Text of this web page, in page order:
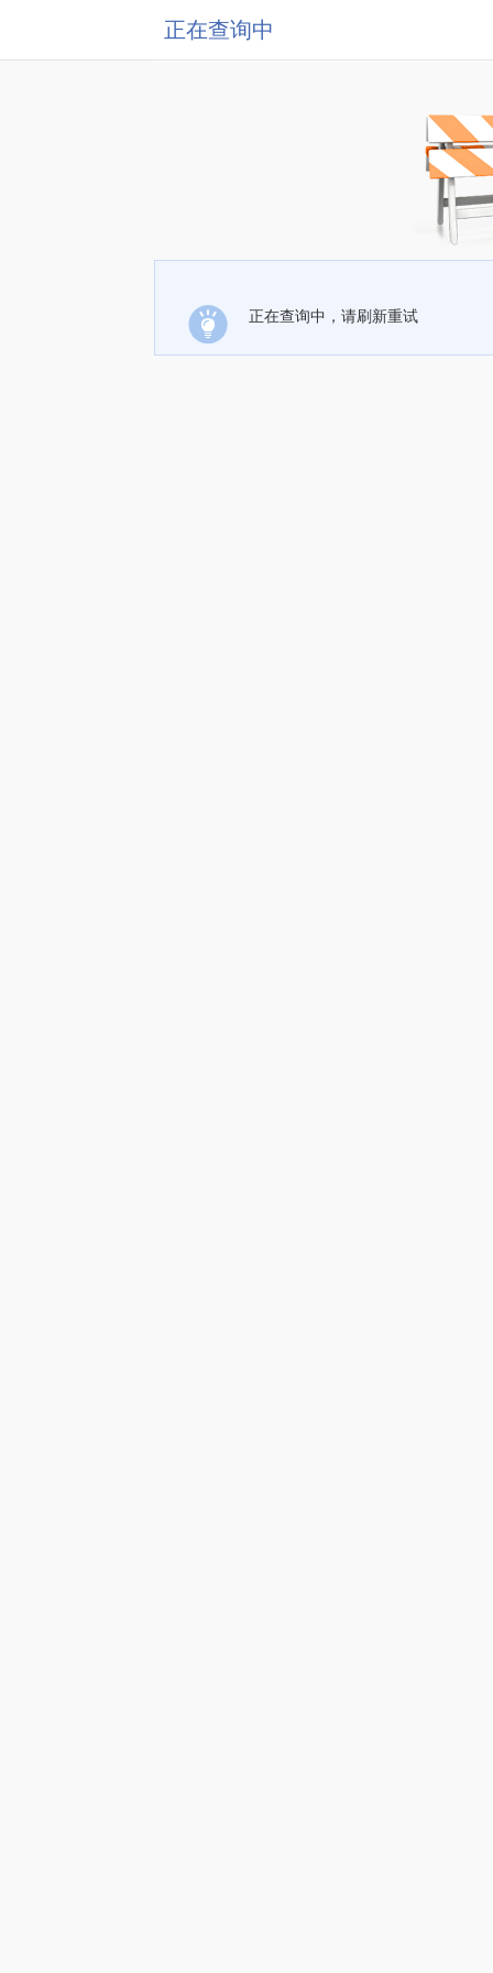
正在查询中
正在查询中，请刷新重试